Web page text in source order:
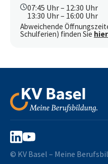
07:45 Uhr – 12:30 Uhr
13:30 Uhr – 16:00 Uhr
Abweichende
Schulferien) finden Sie
© KV Basel – Meine